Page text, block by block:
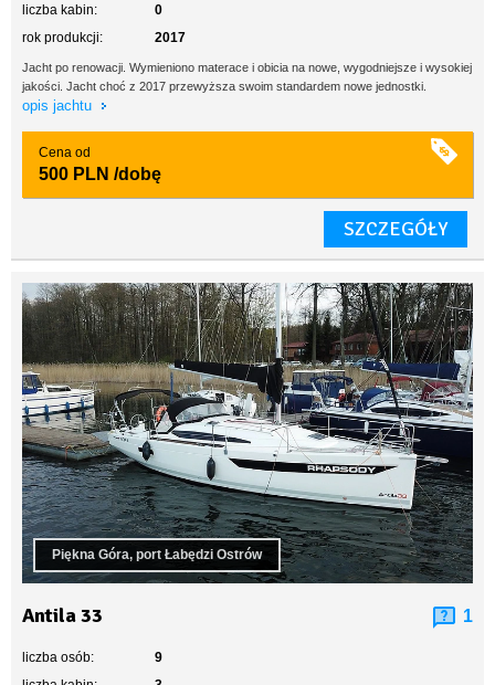
liczba kabin:
0
rok produkcji:
2017
Jacht po renowacji. Wymieniono materace i obicia na nowe, wygodniejsze i wysokiej
jakości. Jacht choć z 2017 przewyższa swoim standardem nowe jednostki.
opis jachtu
Cena od
500 PLN /dobę
SZCZEGÓŁY
Piękna Góra, port Łabędzi Ostrów
Antila 33 1
liczba osób:
9